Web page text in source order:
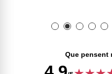
Que pensent